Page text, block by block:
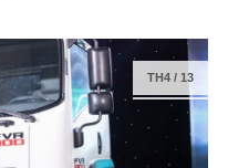
TH4/ 13